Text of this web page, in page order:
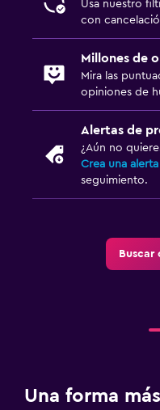
Usa nuestro
con
Millones de
Mira las
opiniones de
Alertas de
¿Aún no
Crea una
seguimiento.
Buscar
Una forma